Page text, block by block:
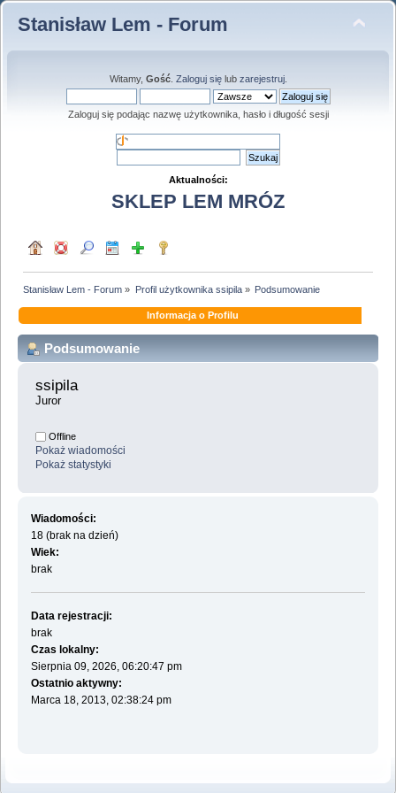
Stanisław Lem - Forum
Witamy, Gość. Zaloguj sięlub zarejestruj.
Zaloguj się podając nazwę użytkownika, hasło i długość sesji
Aktualności:
SKLEP LEM MRÓZ
Stanisław Lem - Forum » Profil użytkownika ssipila» Podsumowanie
Informacja o Profilu
Podsumowanie
ssipila
Juror
Offline
Pokaż wiadomości
Pokaż statystyki
Wiadomości:
18 (brak na dzień)
Wiek:
brak
Data rejestracji:
brak
Czas lokalny:
Sierpnia 09, 2026, 06:20:47 pm
Ostatnio aktywny:
Marca 18, 2013, 02:38:24 pm